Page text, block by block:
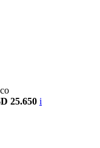
25.650 i